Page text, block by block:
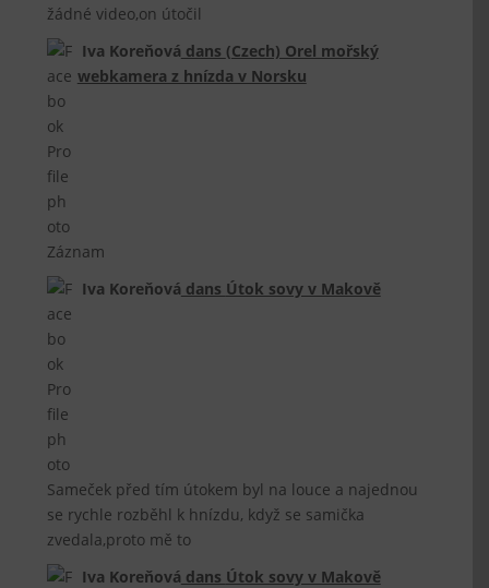
žádné video,on útočil
Iva Koreňová dans (Czech) Orel mořský
webkamera z hnízda v Norsku
Záznam
Iva Koreňová dans Útok sovy v Makově
Sameček před tím útokem byl na louce a najednou
se rychle rozběhl k hnízdu, když se samička
zvedala,proto mě to
Iva Koreňová dans Útok sovy v Makově